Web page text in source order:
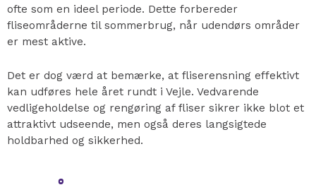
ofte som en ideel periode. Dette forbereder
fliseområderne til sommerbrug, når udendørs områder
er mest aktive.
Det er dog værd at bemærke, at fliserensning effektivt
kan udføres hele året rundt i Vejle. Vedvarende
vedligeholdelse og rengøring af fliser sikrer ikke blot et
attraktivt udseende, men også deres langsigtede
holdbarhed og sikkerhed.